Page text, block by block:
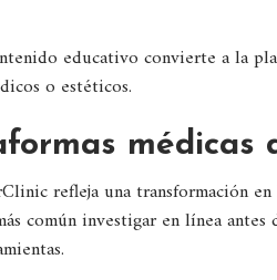
educativo convierte a la
o estéticos.
médicas
refleja una transformación en
común investigar en línea